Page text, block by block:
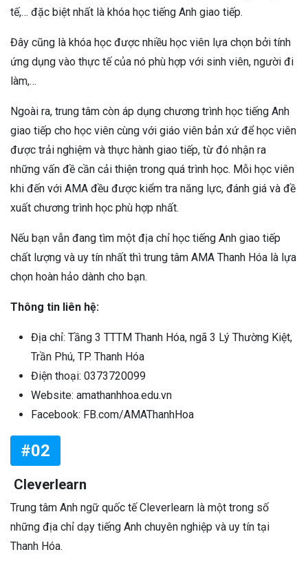
tế,… đặc biệt nhất là khóa học tiếng Anh giao tiếp.
Đây cũng là khóa học được nhiều học viên lựa chọn bởi tính
ứng dụng vào thực tế của nó phù hợp với sinh viên, người đi
làm,…
Ngoài ra, trung tâm còn áp dụng chương trình học tiếng Anh
giao tiếp cho học viên cùng với giáo viên bản xứ để học viên
được trải nghiệm và thực hành giao tiếp, từ đó nhận ra
những vấn đề cần cải thiện trong quá trình học. Mỗi học viên
khi đến với AMA đều được kiểm tra năng lực, đánh giá và đề
xuất chương trình học phù hợp nhất.
Nếu bạn vẫn đang tìm một địa chỉ học tiếng Anh giao tiếp
chất lượng và uy tín nhất thì trung tâm AMA Thanh Hóa là lựa
chọn hoàn hảo dành cho bạn.
Thông tin liên hệ:
Địa chỉ: Tầng 3 TTTM Thanh Hóa, ngã 3 Lý Thường Kiệt,
Trần Phú, TP. Thanh Hóa
Điện thoại: 0373720099
Website: amathanhhoa.edu.vn
Facebook: FB.com/AMAThanhHoa
#02
Cleverlearn
Trung tâm Anh ngữ quốc tế Cleverlearn là một trong số
những địa chỉ dạy tiếng Anh chuyên nghiệp và uy tín tại
Thanh Hóa.